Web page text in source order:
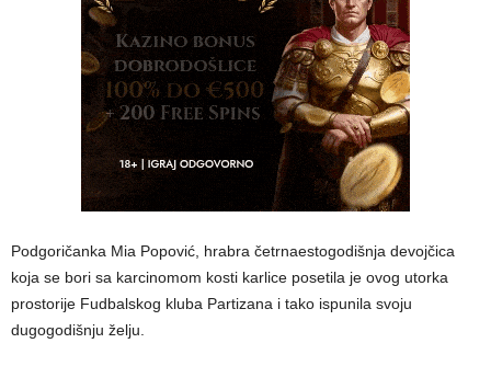
Podgoričanka Mia Popović, hrabra četrnaestogodišnja devojčica
koja se bori sa karcinomom kosti karlice posetila je ovog utorka
prostorije Fudbalskog kluba Partizana i tako ispunila svoju
dugogodišnju želju.